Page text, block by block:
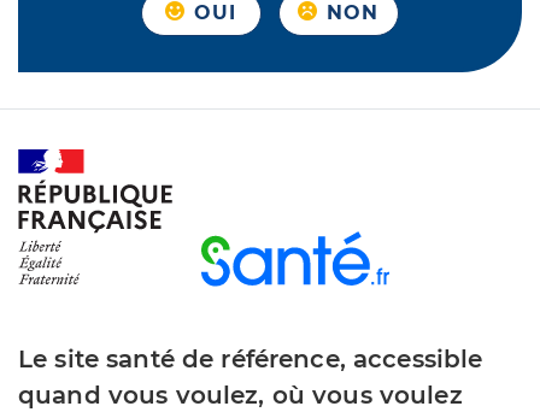
OUI NON
Le site santé de référence, accessible
quand vous voulez, où vous voulez